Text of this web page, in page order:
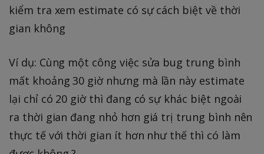
kiểm tra xem estimate có sự cách biệt về thời
gian không
Ví dụ: Cùng một công việc sửa bug trung bình
mất khoảng 30 giờ nhưng mà lần này estimate
lại chỉ có 20 giờ thì đang có sự khác biệt ngoài
ra thời gian đang nhỏ hơn giá trị trung bình nên
thực tế với thời gian ít hơn như thế thì có làm